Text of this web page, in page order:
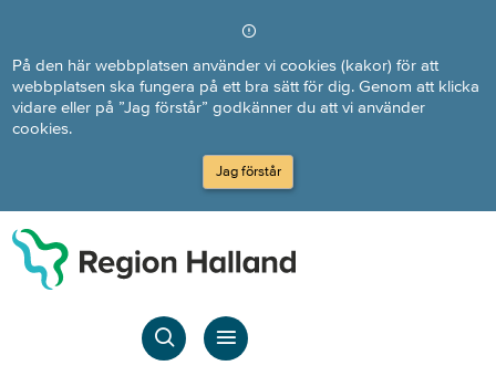
På den här webbplatsen använder vi cookies (kakor) för att
webbplatsen ska fungera på ett bra sätt för dig. Genom att klicka
vidare eller på ”Jag förstår” godkänner du att vi använder
cookies.
Jag förstår